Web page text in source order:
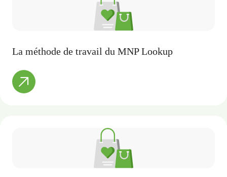
La méthode de travail du MNP Lookup